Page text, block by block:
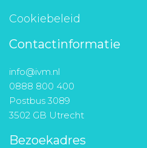
Cookiebeleid
Contactinformatie
info@ivm.nl
0888 800 400
Postbus 3089
3502 GB Utrecht
Bezoekadres